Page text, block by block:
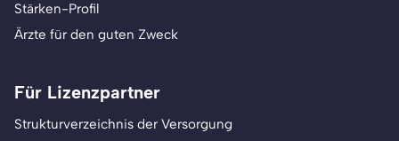
Stärken-Profil
Ärzte für den guten Zweck
Für Lizenzpartner
Strukturverzeichnis der Versorgung